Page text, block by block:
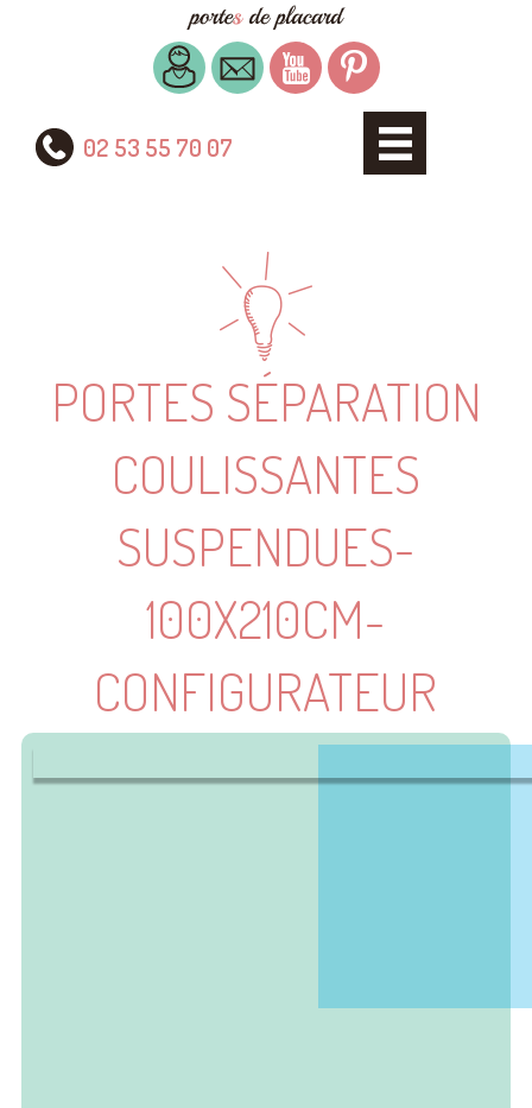
02 53 55 70 07
PORTES SÉPARATION
COULISSANTES
SUSPENDUES-
100X210CM-
CONFIGURATEUR